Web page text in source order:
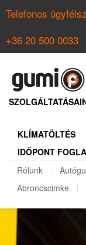
Telefonos
+36 20 500 0033
NYÁRI GUMI
REGISZTRÁCIÓ
KLÍMATÖLTÉS
IDŐPONT
Rólunk
Abroncscimke